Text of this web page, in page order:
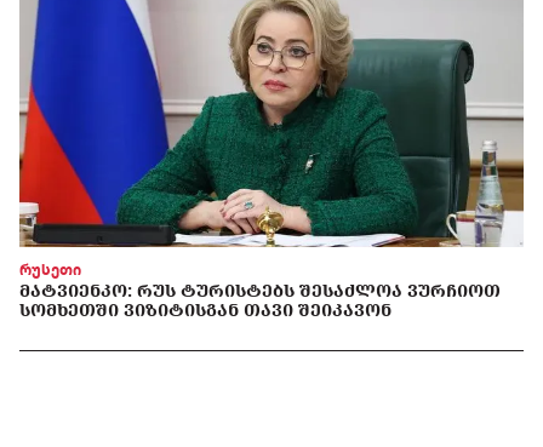
რუსეთი
ᲛᲐᲢᲕᲘᲔᲜᲙᲝ: ᲠᲣᲡ ᲢᲣᲠᲘᲡᲢᲔᲑᲡ ᲨᲔᲡᲐᲫᲚᲝᲐ ᲕᲣᲠᲩᲘᲝᲗ
ᲡᲝᲛᲮᲔᲗᲨᲘ ᲕᲘᲖᲘᲢᲘᲡᲒᲐᲜ ᲗᲐᲕᲘ ᲨᲔᲘᲙᲐᲕᲝᲜ